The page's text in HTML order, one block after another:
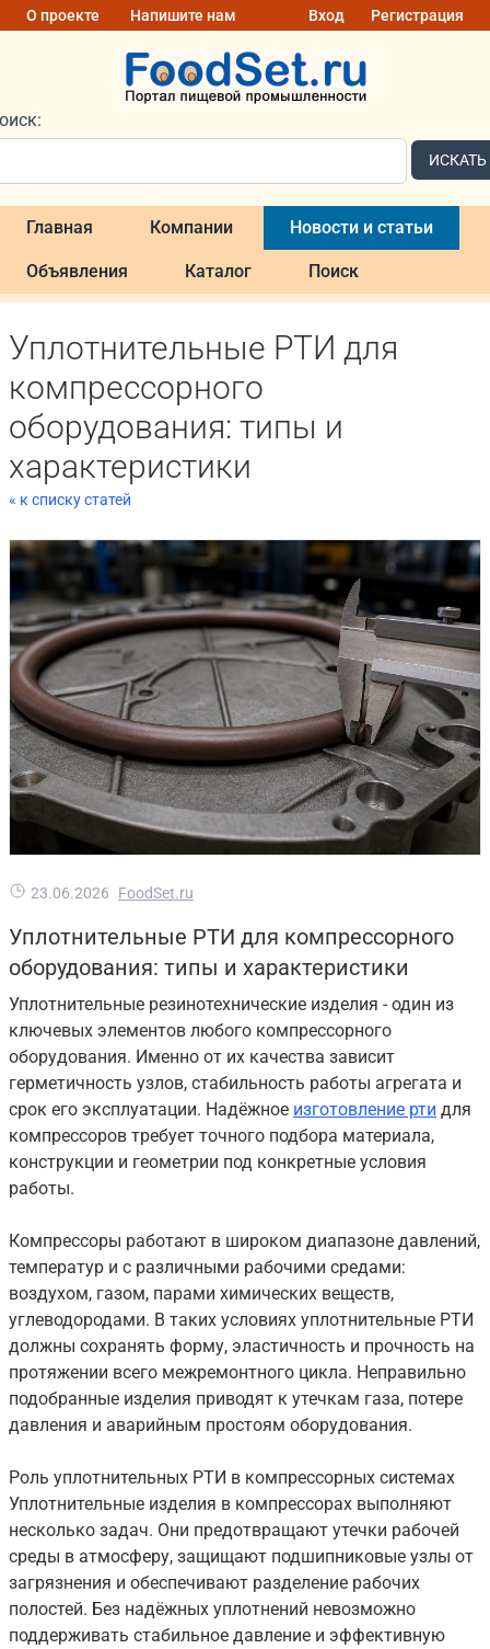
О проекте Напишите нам Вход Регистрация
ИСКАТЬ
Главная Компании Новости и статьи
Объявления Каталог Поиск
Уплотнительные РТИ для
компрессорного
оборудования: типы и
характеристики
« к списку статей
23.06.2026 FoodSet.ru
Уплотнительные РТИ для компрессорного
оборудования: типы и характеристики
Уплотнительные резинотехнические изделия - один из
ключевых элементов любого компрессорного
оборудования. Именно от их качества зависит
герметичность узлов, стабильность работы агрегата и
срок его эксплуатации. Надёжное изготовление рти для
компрессоров требует точного подбора материала,
конструкции и геометрии под конкретные условия
работы.
Компрессоры работают в широком диапазоне давлений,
температур и с различными рабочими средами:
воздухом, газом, парами химических веществ,
углеводородами. В таких условиях уплотнительные РТИ
должны сохранять форму, эластичность и прочность на
протяжении всего межремонтного цикла. Неправильно
подобранные изделия приводят к утечкам газа, потере
давления и аварийным простоям оборудования.
Роль уплотнительных РТИ в компрессорных системах
Уплотнительные изделия в компрессорах выполняют
несколько задач. Они предотвращают утечки рабочей
среды в атмосферу, защищают подшипниковые узлы от
загрязнения и обеспечивают разделение рабочих
полостей. Без надёжных уплотнений невозможно
поддерживать стабильное давление и эффективную